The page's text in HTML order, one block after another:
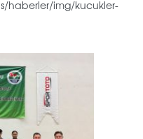
haberler/img/kucukler-